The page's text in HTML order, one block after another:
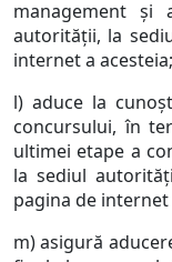
management şi
autorităţii, la
internet a acesteia;
l) aduce la
concursului, în
ultimei etape a
la sediul
pagina de
m) asigură